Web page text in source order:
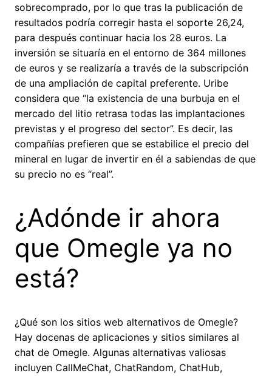
sobrecomprado, por lo que tras la publicación de
resultados podría corregir hasta el soporte 26,24,
para después continuar hacia los 28 euros. La
inversión se situaría en el entorno de 364 millones
de euros y se realizaría a través de la subscripción
de una ampliación de capital preferente. Uribe
considera que “la existencia de una burbuja en el
mercado del litio retrasa todas las implantaciones
previstas y el progreso del sector”. Es decir, las
compañías prefieren que se estabilice el precio del
mineral en lugar de invertir en él a sabiendas de que
su precio no es “real”.
¿Adónde ir ahora
que Omegle ya no
está?
¿Qué son los sitios web alternativos de Omegle?
Hay docenas de aplicaciones y sitios similares al
chat de Omegle. Algunas alternativas valiosas
incluyen CallMeChat, ChatRandom, ChatHub,